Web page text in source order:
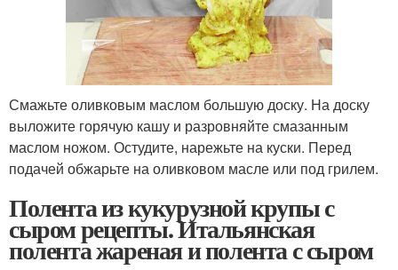
Смажьте оливковым маслом большую доску. На доску
выложите горячую кашу и разровняйте смазанным
маслом ножом. Остудите, нарежьте на куски. Перед
подачей обжарьте на оливковом масле или под грилем.
Полента из кукурузной крупы с
сыром рецепты. Итальянская
полента жареная и полента с сыром